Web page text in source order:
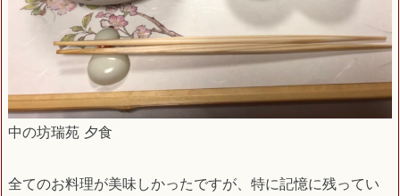
中の坊瑞苑 夕食
全てのお料理が美味しかったですが、特に記憶に残ってい